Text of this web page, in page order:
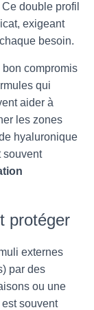
double profil
exigeant
besoin.
compromis
qui
aider à
les zones
hyaluronique
souvent
protéger
externes
par des
ou une
souvent